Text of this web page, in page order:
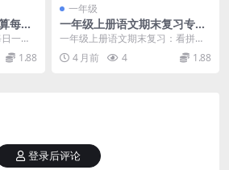
每日
提
一练6
综合
1.88
一年级
一年级上册语文期末复习专
项：看拼音写词语过关练习题
一年级上册语文期末复习：看拼音
写词语专项过关练 期末考试临近，
一年级上册语文的基...
4 月前 4 1.88
登录后评论